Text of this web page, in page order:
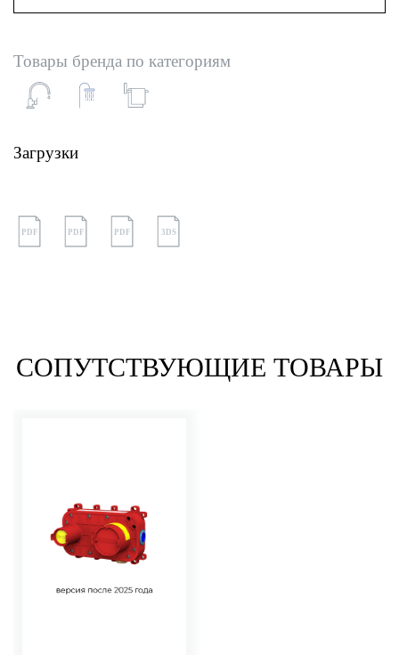
Товары бренда по категориям
Загрузки
PDF PDF PDF 3DS
СОПУТСТВУЮЩИЕ ТОВАРЫ